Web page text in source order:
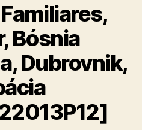
Bósnia
Dubrovnik,